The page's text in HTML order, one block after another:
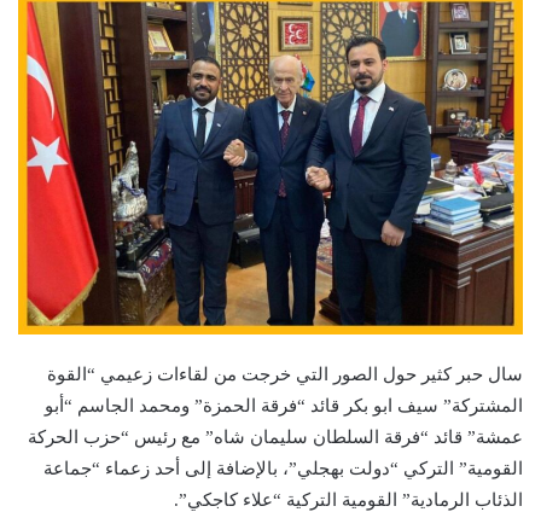
سال حبر كثير حول الصور التي خرجت من لقاءات زعيمي “القوة
المشتركة” سيف ابو بكر قائد “فرقة الحمزة” ومحمد الجاسم “أبو
عمشة” قائد “فرقة السلطان سليمان شاه” مع رئيس “حزب الحركة
القومية” التركي “دولت بهجلي”، بالإضافة إلى أحد زعماء “جماعة
الذئاب الرمادية” القومية التركية “علاء كاجكي”.